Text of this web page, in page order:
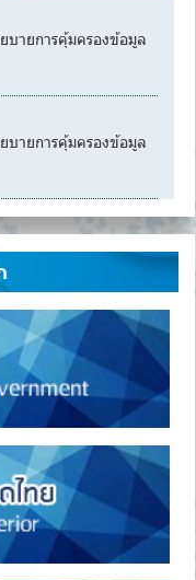
บายการคุ้มครองข้อมูล
บายการคุ้มครองข้อมูล